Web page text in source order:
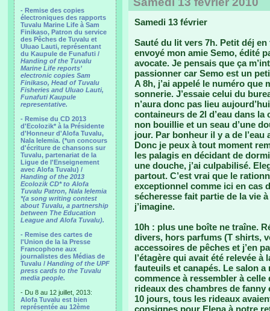
- Remise des copies
électroniques des rapports
Tuvalu Marine Life à Sam
Finikaso, Patron du service
des Pêches de Tuvalu et
Uluao Lauti, représentant
du Kaupule de Funafuti /
Handing of the Tuvalu
Marine Life reports’
electronic copies Sam
Finikaso, Head of Tuvalu
Fisheries and Uluao Lauti,
Funafuti Kaupule
representative.
- Remise du CD 2013
d'Ecolozik* à la Présidente
d'Honneur d'Alofa Tuvalu,
Nala Ielemia. (*un concours
d'écriture de chansons sur
Tuvalu, partenariat de la
Ligue de l'Enseignement
avec Alofa Tuvalu) /
Handing of the 2013
Ecolozik CD* to Alofa
Tuvalu Patron, Nala Ielemia
*(a song writing contest
about Tuvalu, a partnership
between The Education
League and Alofa Tuvalu).
- Remise des cartes de
l'Union de la la Presse
Francophone aux
journalistes des Médias de
Tuvalu / Handing of the UPF
press cards to the Tuvalu
media people.
- Du 8 au 12 juillet, 2013:
Alofa Tuvalu est bien
représentée au 12ème
Samedi 13 février
Sauté du lit vers 7h. Petit déj
envoyé mon amie Semo, édité
avocate. Je pensais que ça
passionner car Semo est un
A 8h, j’ai appelé le numéro que
sonnerie. J’essaie celui du
n’aura donc pas lieu
containeurs de 2l d’eau dans
non bouillie et un seau d’une
jour. Par bonheur il y a de
Donc je peux à tout moment
les palagis en décidant de
une douche, j’ai culpabilisé.
partout. C’est vrai que le
exceptionnel comme ici en cas
sécheresse fait partie de la vie
j’imagine.
10h : plus une boîte ne traîne.
divers, hors parfums (T shirts,
accessoires de pêches et j’en
l’étagère qui avait été relevée
fauteuils et canapés. Le salon
commence à ressembler à celle
rideaux des chambres de fanny
10 jours, tous les rideaux
consignes pour Elena à notre